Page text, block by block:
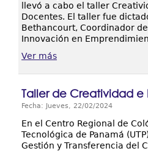
llevó a cabo el taller
Docentes. El taller fue
Bethancourt, Coordinador
Innovación en
Ver más
Taller de Creatividad
Fecha: Jueves, 22/02/2024
En el Centro Regional de
Tecnológica de Panamá
Gestión y Transferencia del